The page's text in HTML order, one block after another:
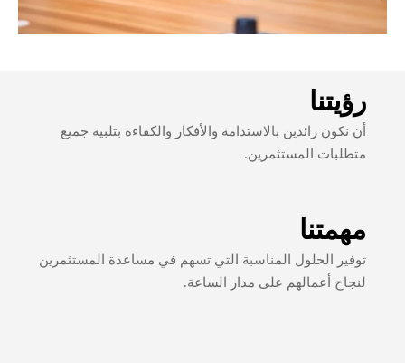
رؤيتنا
أن نكون رائدين بالاستدامة والأفكار والكفاءة بتلبية جميع
متطلبات المستثمرين.
مهمتنا
توفير الحلول المناسبة التي تسهم في مساعدة المستثمرين
لنجاح أعمالهم على مدار الساعة.